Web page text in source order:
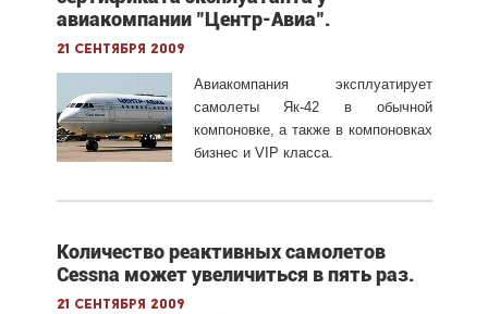
авиакомпании "Центр-Авиа".
21 сентября 2009
Авиакомпания эксплуатирует
самолеты Як-42 в обычной
компоновке, а также в компоновках
бизнес и VIP класса.
Количество реактивных самолетов
Cessna может увеличиться в пять раз.
21 сентября 2009